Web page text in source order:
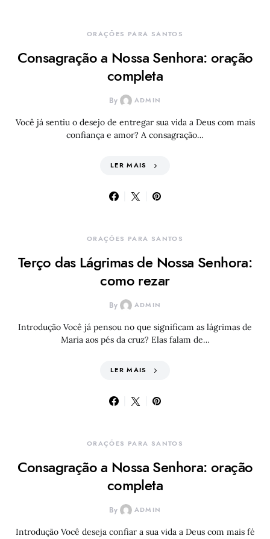
ORAÇÕES PARA SANTOS
Consagração a Nossa Senhora: oração
completa
By ADMIN
Você já sentiu o desejo de entregar sua vida a Deus com mais
confiança e amor? A consagração…
LER MAIS
ORAÇÕES PARA SANTOS
Terço das Lágrimas de Nossa Senhora:
como rezar
By ADMIN
Introdução Você já pensou no que significam as lágrimas de
Maria aos pés da cruz? Elas falam de…
LER MAIS
ORAÇÕES PARA SANTOS
Consagração a Nossa Senhora: oração
completa
By ADMIN
Introdução Você deseja confiar a sua vida a Deus com mais fé